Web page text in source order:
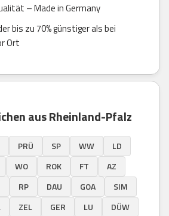
– Made in Germany
bis zu 70% günstiger als bei
Ort
aus Rheinland-Pfalz
PRÜ SP WW
LD
WO ROK FT
AZ
RP DAU GOA
SIM
ZEL GER LU
DÜW